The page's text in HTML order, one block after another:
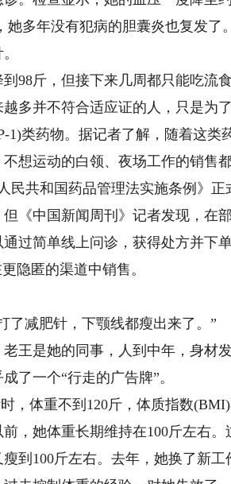
她多年没有犯病的胆囊炎也复发了
斤，但接下来几周都只能吃流
多并不符合适应证的人，只是为
1)类药物。据记者了解，随着这类
想运动的白领、夜场工作的销售
共和国药品管理法实施条例》正
《中国新闻周刊》记者发现，在
过简单线上问诊，获得处方并下
隐匿的渠道中销售。
减肥针，下颚线都瘦出来了。”
是她的同事，人到中年，身材发
了一个“行走的广告牌”。
体重不到120斤，体质指数(BMI)
，她体重长期维持在100斤左右。
到100斤左右。去年，她换了新